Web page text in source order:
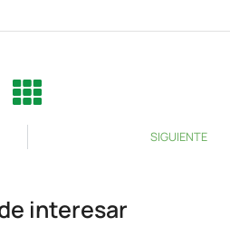
SIGUIENTE
interesar